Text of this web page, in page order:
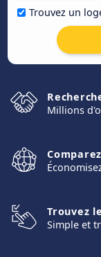
Trouvez un
Millions
Trouvez
Simple et